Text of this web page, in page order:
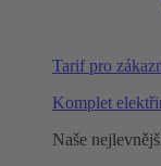
Tarif pro
Komplet
Naše